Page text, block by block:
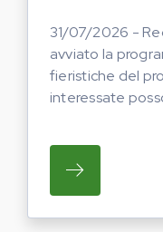
31/07/2026 -
avviato la
fieristiche del
interessate
SU